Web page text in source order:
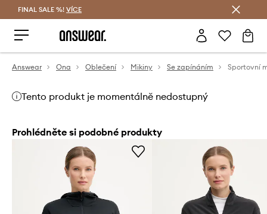
FINAL SALE %! VÍCE
Answear Ona Oblečení Mikiny Se zapínáním
Tento produkt je momentálně nedostupný
Prohlédněte si podobné produkty